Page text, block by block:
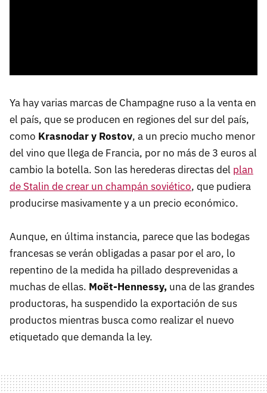
Ya hay varias marcas de Champagne ruso a la venta en
el país, que se producen en regiones del sur del país,
como Krasnodar y Rostov, a un precio mucho menor
del vino que llega de Francia, por no más de 3 euros al
cambio la botella. Son las herederas directas del plan
de Stalin de crear un champán soviético, que pudiera
producirse masivamente y a un precio económico.
Aunque, en última instancia, parece que las bodegas
francesas se verán obligadas a pasar por el aro, lo
repentino de la medida ha pillado desprevenidas a
muchas de ellas. Moët-Hennessy, una de las grandes
productoras, ha suspendido la exportación de sus
productos mientras busca como realizar el nuevo
etiquetado que demanda la ley.